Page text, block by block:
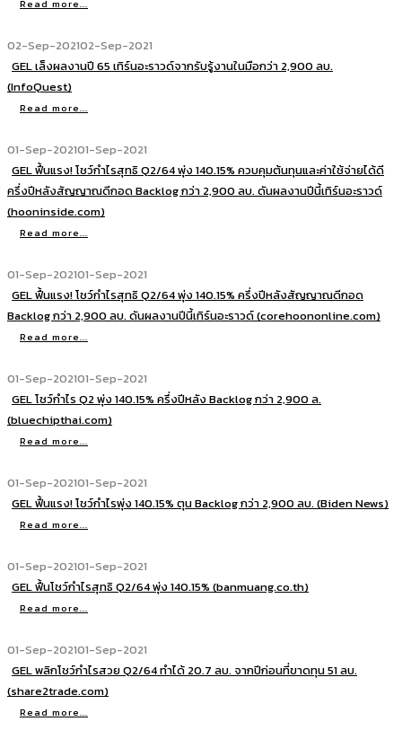
Read more...
02-Sep-202102-Sep-2021
GEL เล็งผลงานปี 65 เทิร์นอะราวด์จากรับรู้งานในมือกว่า 2,900 ลบ.
(InfoQuest)
Read more...
01-Sep-202101-Sep-2021
GEL ฟื้นแรง! โชว์กำไรสุทธิ Q2/64 พุ่ง 140.15% ควบคุมต้นทุนและค่าใช้จ่ายได้ดี
ครึ่งปีหลังสัญญาณดีกอด Backlog กว่า 2,900 ลบ. ดันผลงานปีนี้เทิร์นอะราวด์
(hooninside.com)
Read more...
01-Sep-202101-Sep-2021
GEL ฟื้นแรง! โชว์กำไรสุทธิ Q2/64 พุ่ง 140.15% ครึ่งปีหลังสัญญาณดีกอด
Backlog กว่า 2,900 ลบ. ดันผลงานปีนี้เทิร์นอะราวด์ (corehoononline.com)
Read more...
01-Sep-202101-Sep-2021
GEL โชว์กำไร Q2 พุ่ง 140.15% ครึ่งปีหลัง Backlog กว่า 2,900 ล.
(bluechipthai.com)
Read more...
01-Sep-202101-Sep-2021
GEL ฟื้นแรง! โชว์กำไรพุ่ง 140.15% ตุน Backlog กว่า 2,900 ลบ. (Biden News)
Read more...
01-Sep-202101-Sep-2021
GEL ฟื้นโชว์กำไรสุทธิ Q2/64 พุ่ง 140.15% (banmuang.co.th)
Read more...
01-Sep-202101-Sep-2021
GEL พลิกโชว์กำไรสวย Q2/64 ทำได้ 20.7 ลบ. จากปีก่อนที่ขาดทุน 51 ลบ.
(share2trade.com)
Read more...